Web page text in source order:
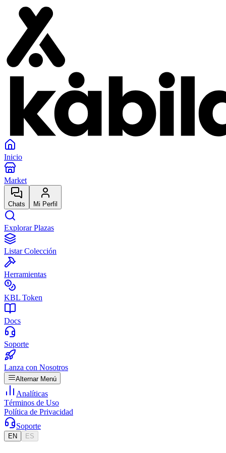
Inicio
Market
Chats Mi Perfil
Explorar Plazas
Listar Colección
Herramientas
KBL Token
Docs
Soporte
Lanza con Nosotros
Alternar Menú
Analíticas
Términos de Uso
Política de Privacidad
Soporte
EN ES